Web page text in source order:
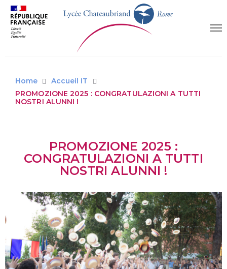
Home
Accueil IT
PROMOZIONE 2025 : CONGRATULAZIONI A TUTTI
NOSTRI ALUNNI !
PROMOZIONE 2025 :
CONGRATULAZIONI A TUTTI
NOSTRI ALUNNI !